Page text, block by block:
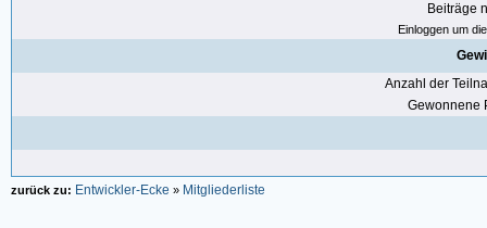
Beiträge
Einloggen um
Anzahl der
Gewonnene
zurück zu: Entwickler-Ecke » Mitgliederliste